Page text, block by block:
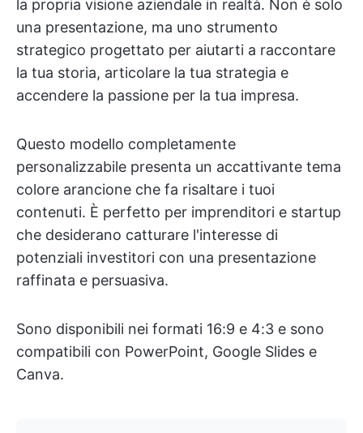
la propria visione aziendale in realtà. Non è solo
una presentazione, ma uno strumento
strategico progettato per aiutarti a raccontare
la tua storia, articolare la tua strategia e
accendere la passione per la tua impresa.
Questo modello completamente
personalizzabile presenta un accattivante tema
colore arancione che fa risaltare i tuoi
contenuti. È perfetto per imprenditori e startup
che desiderano catturare l'interesse di
potenziali investitori con una presentazione
raffinata e persuasiva.
Sono disponibili nei formati 16:9 e 4:3 e sono
compatibili con PowerPoint, Google Slides e
Canva.